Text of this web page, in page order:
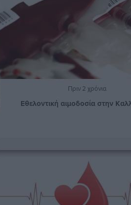
Πριν 2 χρόνια
Εθελοντική αιμοδοσία στην